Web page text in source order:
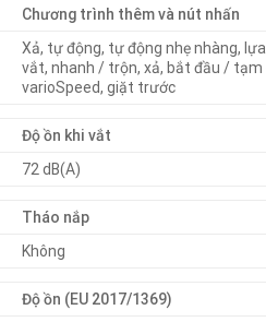
Chương trình thêm và nút nhấn
Xả, tự động, tự động nhẹ nhàng,
vắt, nhanh / trộn, xả, bắt đầu / tạm
varioSpeed, giặt trước
Độ ồn khi vắt
72 dB(A)
Tháo nắp
Không
Độ ồn (EU 2017/1369)